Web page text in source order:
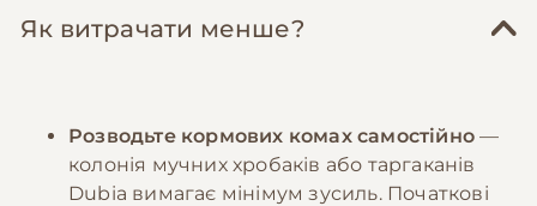
Як витрачати менше?
Розводьте кормових комах самостійно —
колонія мучних хробаків або таргаканів
Dubia вимагає мінімум зусиль. Початкові